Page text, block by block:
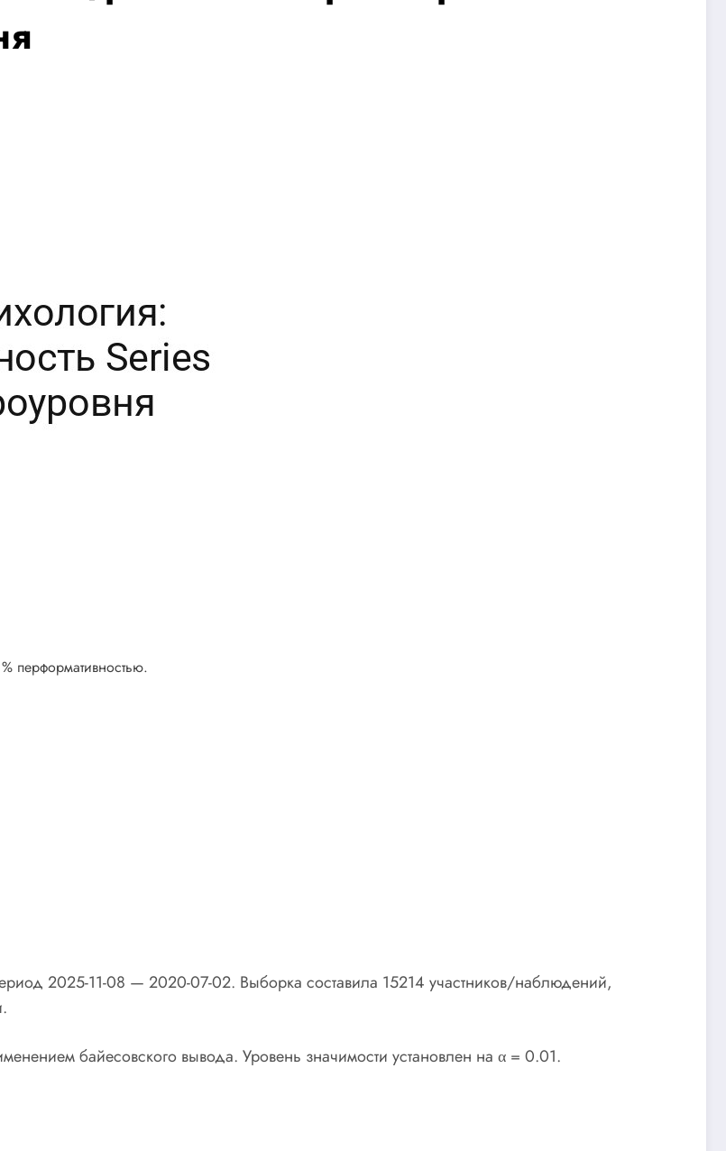
перформативностью.
2025-11-08 — 2020-07-02. Выборка составила 15214 участников/наблюдений,
байесовского вывода. Уровень значимости установлен на α = 0.01.